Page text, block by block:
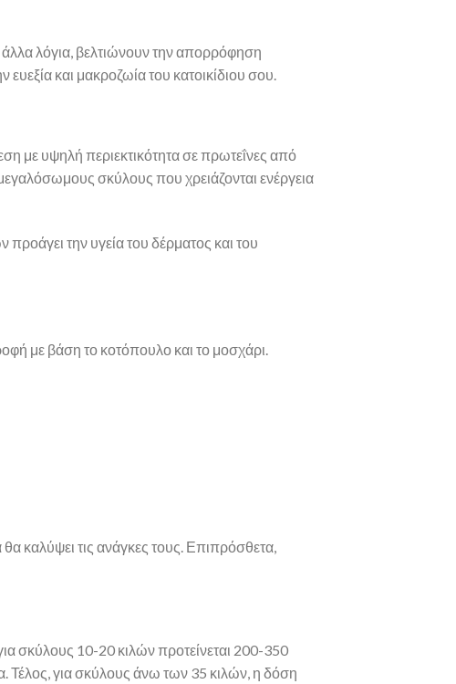
λόγια, βελτιώνουν την απορρόφηση
και μακροζωία του κατοικίδιου σου.
με υψηλή περιεκτικότητα σε πρωτεΐνες από
σκύλους που χρειάζονται ενέργεια
την υγεία του δέρματος και του
με βάση το κοτόπουλο και το μοσχάρι.
καλύψει τις ανάγκες τους. Επιπρόσθετα,
σκύλους 10-20 κιλών προτείνεται 200-350
Τέλος, για σκύλους άνω των 35 κιλών, η δόση